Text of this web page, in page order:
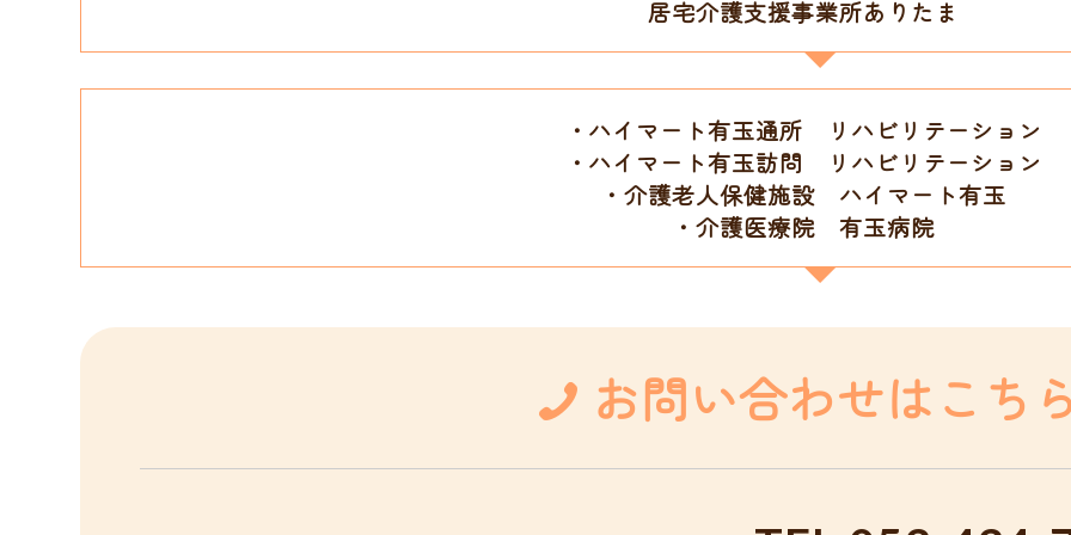
居宅介護支援事業所ありたま
・ハイマート有玉通所 リハビリテーション
・ハイマート有玉訪問 リハビリテーション
・介護老人保健施設 ハイマート有玉
・介護医療院 有玉病院
お問い合わせはこち